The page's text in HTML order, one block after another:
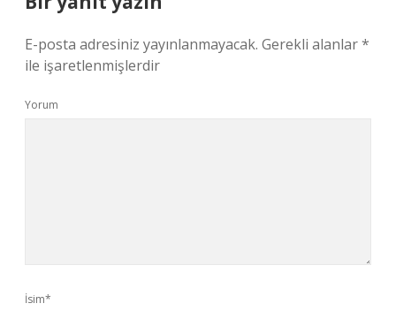
E-posta adresiniz yayınlanmayacak. Gerekli alanlar*
ile işaretlenmişlerdir
Yorum
İsim*